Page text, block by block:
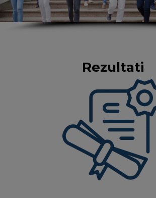
Rezultati